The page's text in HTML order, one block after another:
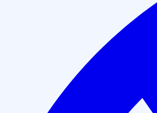
Повышение квалификации
УЗИ
Длительность программы